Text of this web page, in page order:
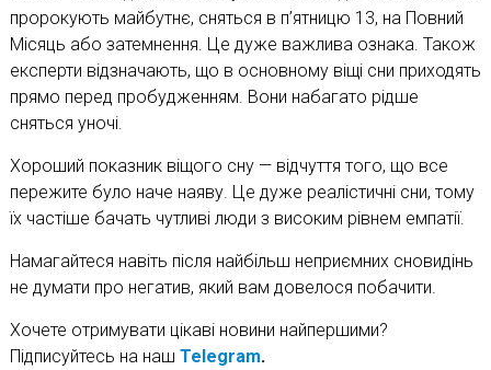
пророкують майбутнє, сняться в п’ятницю 13, на Повний
Місяць або затемнення. Це дуже важлива ознака. Також
експерти відзначають, що в основному віщі сни приходять
прямо перед пробудженням. Вони набагато рідше
сняться уночі.
Хороший показник віщого сну — відчуття того, що все
пережите було наче наяву. Це дуже реалістичні сни, тому
їх частіше бачать чутливі люди з високим рівнем емпатії.
Намагайтеся навіть після найбільш неприємних сновидінь
не думати про негатив, який вам довелося побачити.
Хочете отримувати цікаві новини найпершими?
Підписуйтесь на наш Telegram.